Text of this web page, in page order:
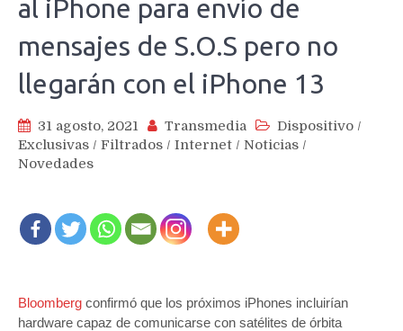
al iPhone para envío de
mensajes de S.O.S pero no
llegarán con el iPhone 13
31 agosto, 2021 Transmedia Dispositivo /
Exclusivas / Filtrados / Internet / Noticias /
Novedades
Bloomberg confirmó que los próximos iPhones incluirían
hardware capaz de comunicarse con satélites de órbita